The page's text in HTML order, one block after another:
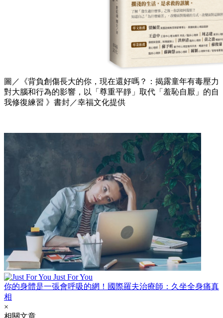
圖／《背負創傷長大的你，現在還好嗎？：揭露童年有毒壓力
對大腦和行為的影響，以「尊重平靜」取代「羞恥自厭」的自
我修復練習 》書封／幸福文化提供
Just For You
你的身體是一張會呼吸的網！國際羅夫治療師：久坐全身痛真
相
×
相關文章